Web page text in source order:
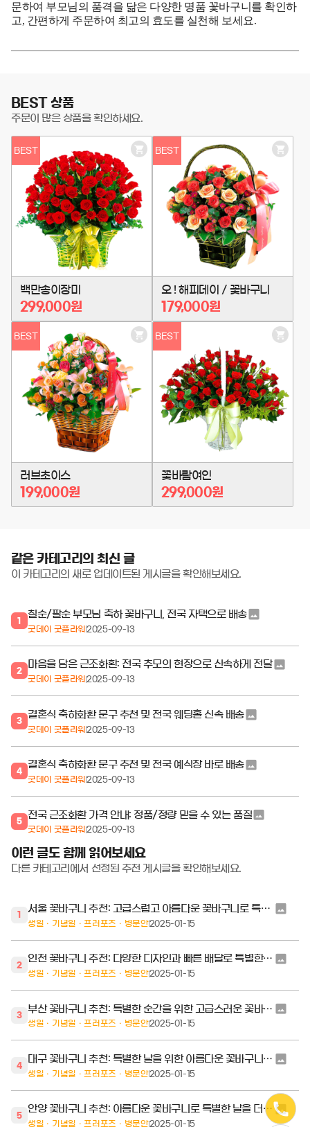
문하여 부모님의 품격을 닮은 다양한 명품 꽃바구니를 확인하
고, 간편하게 주문하여 최고의 효도를 실천해 보세요.
BEST 상품
주문이 많은 상품을 확인하세요.
BEST
백만송이장미
299,000원
장
구
니
담
기
BEST
오 ! 해피데이 / 꽃바구니
179,000원
장
니
담
기
BEST
러브초이스
199,000원
장
구
담
기
BEST
꽃바람여인
299,000원
장
니
담
기
같은 카테고리의 최신 글
이 카테고리의 새로 업데이트된 게시글을 확인해보세요.
1
칠순/팔순 부모님 축하 꽃바구니, 전국 자택으로 배송
굿데이 굿플라워 2025-09-13
2
마음을 담은 근조화환: 전국 추모의 현장으로 신속하게 전달
굿데이 굿플라워2025-09-13
3
결혼식 축하화환 문구 추천 및 전국 웨딩홀 신속 배송
굿데이 굿플라워 2025-09-13
4
결혼식 축하화환 문구 추천 및 전국 예식장 바로 배송
굿데이 굿플라워 2025-09-13
5
전국 근조화환 가격 안내: 정품/정량 믿을 수 있는 품질
굿데이 굿플라워 2025-09-13
이런 글도 함께 읽어보세요
다른 카테고리에서 선정된 추천 게시글을 확인해보세요.
1
서울 꽃바구니 추천: 고급스럽고 아름다운 꽃바구니로 특별한 순간을 장식하세요
생일ㆍ기념일ㆍ프러포즈ㆍ병문안2025-01-15
2
인천 꽃바구니 추천: 다양한 디자인과 빠른 배달로 특별한 순간을 선물하세요
생일ㆍ기념일ㆍ프러포즈ㆍ병문안2025-01-15
3
부산 꽃바구니 추천: 특별한 순간을 위한 고급스러운 꽃바구니 배달 서비스
생일ㆍ기념일ㆍ프러포즈ㆍ병문안2025-01-15
4
대구 꽃바구니 추천: 특별한 날을 위한 아름다운 꽃바구니 배달 서비스
생일ㆍ기념일ㆍ프러포즈ㆍ병문안2025-01-15
5
안양 꽃바구니 추천: 아름다운 꽃바구니로 특별한 날을 더욱 빛내세요
생일ㆍ기념일ㆍ프러포즈ㆍ병문안2025-01-15